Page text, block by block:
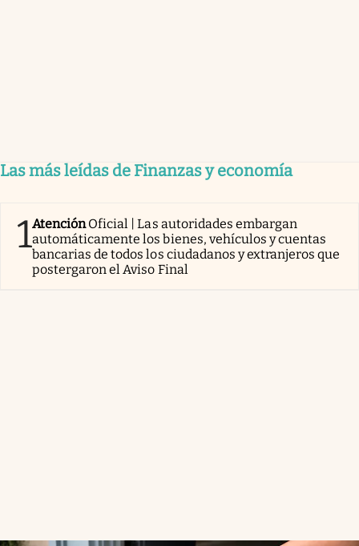
Las más leídas de Finanzas y economía
1AtenciónOficial | Las autoridades embargan
automáticamente los bienes, vehículos y cuentas
bancarias de todos los ciudadanos y extranjeros que
postergaron el Aviso Final